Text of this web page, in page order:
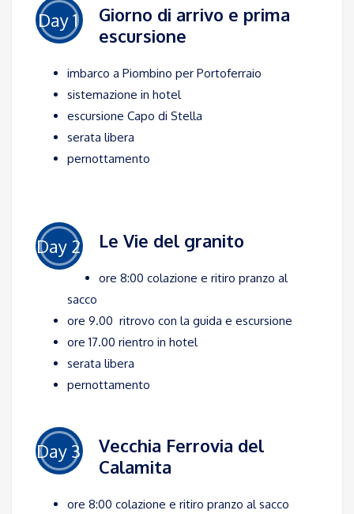
Day 1
Giorno di arrivo e prima
escursione
imbarco a Piombino per Portoferraio
sistemazione in hotel
escursione Capo di Stella
serata libera
pernottamento
Day 2 Le Vie del granito
ore 8:00 colazione e ritiro pranzo al
sacco
ore 9.00 ritrovo con la guida e escursione
ore 17.00 rientro in hotel
serata libera
pernottamento
Day 3
Vecchia Ferrovia del
Calamita
ore 8:00 colazione e ritiro pranzo al sacco